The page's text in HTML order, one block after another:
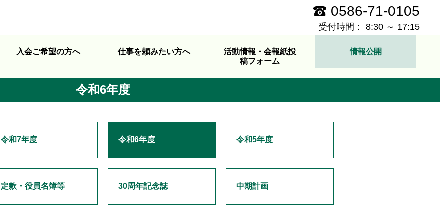
0586-71-0105
受付時間： 8:30 ～ 17:15
入会ご希望の方へ 仕事を頼みたい方へ
活動情報・会報紙投
稿フォーム
情報公開
令和6年度
令和7年度 令和6年度 令和5年度
定款・役員名簿等 30周年記念誌 中期計画